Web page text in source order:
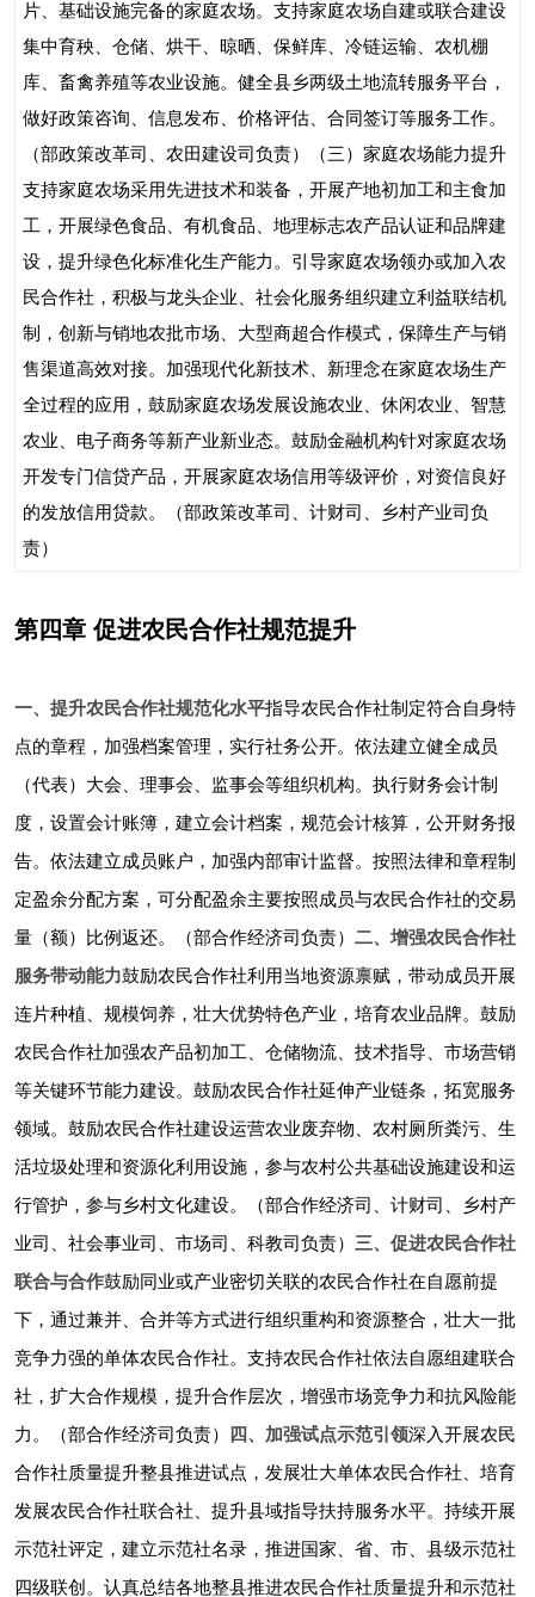
片、基础设施完备的家庭农场。支持家庭农场自建或联合建设
集中育秧、仓储、烘干、晾晒、保鲜库、冷链运输、农机棚
库、畜禽养殖等农业设施。健全县乡两级土地流转服务平台，
做好政策咨询、信息发布、价格评估、合同签订等服务工作。
（部政策改革司、农田建设司负责）
（三）家庭农场能力提升
支持家庭农场采用先进技术和装备，开展产地初加工和主食加
工，开展绿色食品、有机食品、地理标志农产品认证和品牌建
设，提升绿色化标准化生产能力。引导家庭农场领办或加入农
民合作社，积极与龙头企业、社会化服务组织建立利益联结机
制，创新与销地农批市场、大型商超合作模式，保障生产与销
售渠道高效对接。加强现代化新技术、新理念在家庭农场生产
全过程的应用，鼓励家庭农场发展设施农业、休闲农业、智慧
农业、电子商务等新产业新业态。鼓励金融机构针对家庭农场
开发专门信贷产品，开展家庭农场信用等级评价，对资信良好
的发放信用贷款。（部政策改革司、计财司、乡村产业司负
责）
第四章 促进农民合作社规范提升
一、提升农民合作社规范化水平指导农民合作社制定符合自身特
点的章程，加强档案管理，实行社务公开。依法建立健全成员
（代表）大会、理事会、监事会等组织机构。执行财务会计制
度，设置会计账簿，建立会计档案，规范会计核算，公开财务报
告。依法建立成员账户，加强内部审计监督。按照法律和章程制
定盈余分配方案，可分配盈余主要按照成员与农民合作社的交易
量（额）比例返还。（部合作经济司负责） 二、增强农民合作社
服务带动能力鼓励农民合作社利用当地资源禀赋，带动成员开展
连片种植、规模饲养，壮大优势特色产业，培育农业品牌。鼓励
农民合作社加强农产品初加工、仓储物流、技术指导、市场营销
等关键环节能力建设。鼓励农民合作社延伸产业链条，拓宽服务
领域。鼓励农民合作社建设运营农业废弃物、农村厕所粪污、生
活垃圾处理和资源化利用设施，参与农村公共基础设施建设和运
行管护，参与乡村文化建设。（部合作经济司、计财司、乡村产
业司、社会事业司、市场司、科教司负责） 三、促进农民合作社
联合与合作鼓励同业或产业密切关联的农民合作社在自愿前提
下，通过兼并、合并等方式进行组织重构和资源整合，壮大一批
竞争力强的单体农民合作社。支持农民合作社依法自愿组建联合
社，扩大合作规模，提升合作层次，增强市场竞争力和抗风险能
力。（部合作经济司负责）
四、加强试点示范引领深入开展农民
合作社质量提升整县推进试点，发展壮大单体农民合作社、培育
发展农民合作社联合社、提升县域指导扶持服务水平。持续开展
示范社评定，建立示范社名录，推进国家、省、市、县级示范社
四级联创。认真总结各地整县推进农民合作社质量提升和示范社